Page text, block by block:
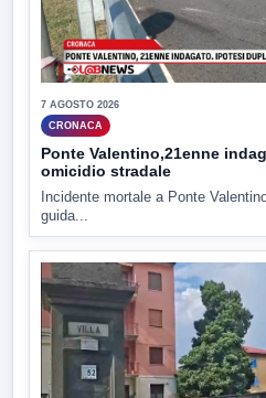
7 AGOSTO 2026
CRONACA
Ponte Valentino,21enne
omicidio stradale
Incidente mortale a Ponte
guida...